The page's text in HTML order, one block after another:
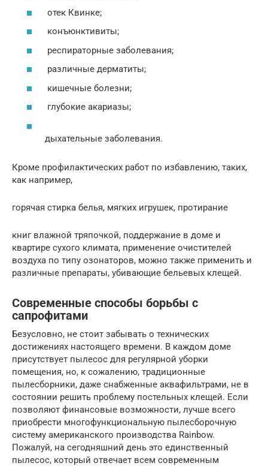
отек Квинке;
конъюнктивиты;
респираторные заболевания;
различные дерматиты;
кишечные болезни;
глубокие акариазы;
дыхательные заболевания.
Кроме профилактических работ по избавлению, таких,
как например,
горячая стирка белья, мягких игрушек, протирание
книг влажной тряпочкой, поддержание в доме и
квартире сухого климата, применение очистителей
воздуха по типу озонаторов, можно также применить и
различные препараты, убивающие бельевых клещей.
Современные способы борьбы с
сапрофитами
Безусловно, не стоит забывать о технических
достижениях настоящего времени. В каждом доме
присутствует пылесос для регулярной уборки
помещения, но, к сожалению, традиционные
пылесборники, даже снабженные аквафильтрами, не в
состоянии решить проблему постельных клещей. Если
позволяют финансовые возможности, лучше всего
приобрести многофункциональную пылесборочную
систему американского производства Rainbow.
Пожалуй, на сегодняшний день это единственный
пылесос, который отвечает всем современным